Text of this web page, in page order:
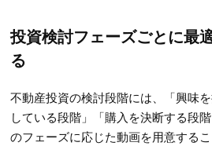
投資検討フェーズごとに最
る
不動産投資の検討段階には、「興味
している段階」「購入を決断する段
のフェーズに応じた動画を用意する